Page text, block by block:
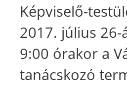
Képviselő-
2017. július 26-
9:00 órakor a
tanácskozó